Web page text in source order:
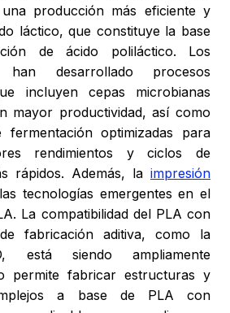
producción más eficiente y
láctico, que constituye la base
de ácido poliláctico. Los
han desarrollado procesos
incluyen cepas microbianas
mayor productividad, así como
fermentación optimizadas para
rendimientos y ciclos de
rápidos. Además, la impresión
tecnologías emergentes en el
La compatibilidad del PLA con
fabricación aditiva, como la
está siendo ampliamente
permite fabricar estructuras y
a base de PLA con